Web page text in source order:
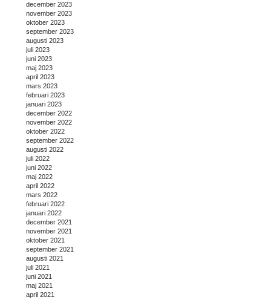
december 2023
november 2023
oktober 2023
september 2023
augusti 2023
juli 2023
juni 2023
maj 2023
april 2023
mars 2023
februari 2023
januari 2023
december 2022
november 2022
oktober 2022
september 2022
augusti 2022
juli 2022
juni 2022
maj 2022
april 2022
mars 2022
februari 2022
januari 2022
december 2021
november 2021
oktober 2021
september 2021
augusti 2021
juli 2021
juni 2021
maj 2021
april 2021